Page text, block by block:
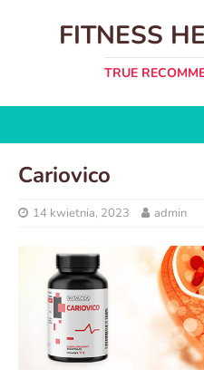
FITNESS
TRUE
Cariovico
14 kwietnia, 2023 admin